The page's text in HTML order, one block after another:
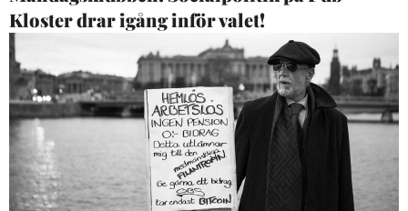
hela det systemet där du måste göra si eller så.
Därför är det så viktigt att känna att vi väljer detta
själva säger Sofia som också betonar flera gånger
att den här typen av friskvård är lika viktig som
sjukvård. Även Tatijana instämmer och kallar det
till och med vård för själen. De båda pratar om att
kursen har gett de verktyg för att klara av andra
saker i livet. Att orka ta tag i saker som tidigare
Kloster drar igång inför valet!